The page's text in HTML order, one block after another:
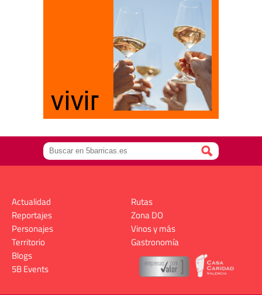
Actualidad
Reportajes
Personajes
Territorio
Rutas
Zona DO
Vinos y más
Gastronomía
Blogs
5B Events